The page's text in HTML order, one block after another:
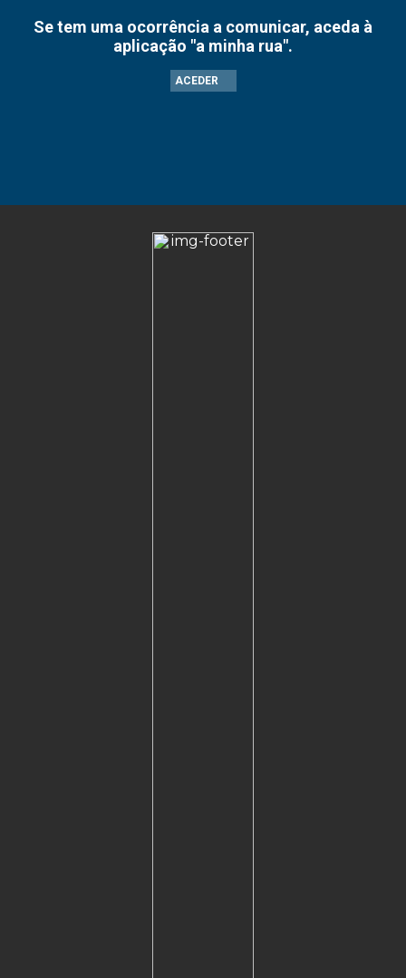
Se tem uma ocorrência a comunicar, aceda à
aplicação "a minha rua".
ACEDER